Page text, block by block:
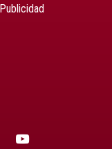
Publicidad